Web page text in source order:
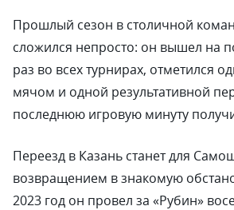
Прошлый сезон в столичной
сложился непросто: он вышел на
раз во всех турнирах, отметился
мячом и одной результативной
последнюю игровую минуту
Переезд в Казань станет для
возвращением в знакомую
2023 год он провел за «Рубин»